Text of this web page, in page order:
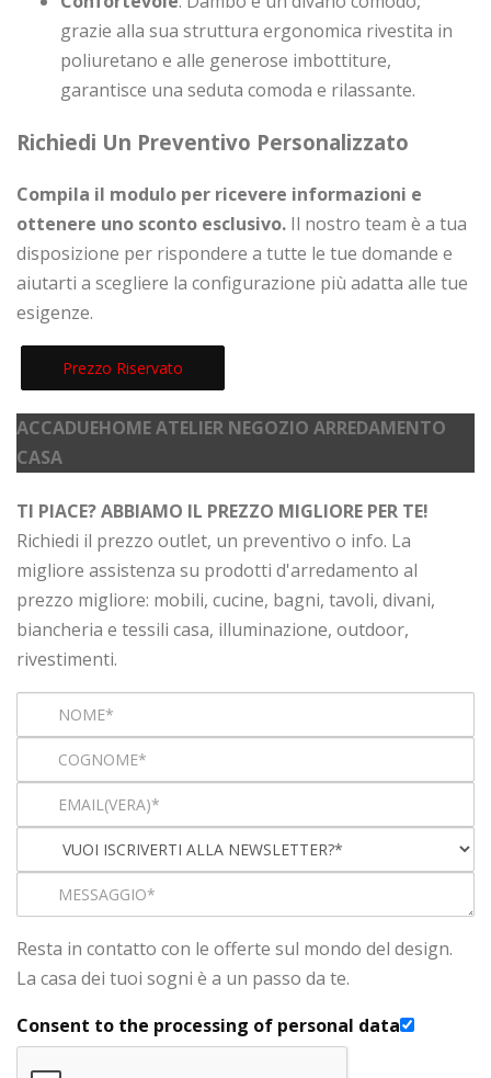
grazie alla sua struttura ergonomica rivestita in
poliuretano e alle generose imbottiture,
garantisce una seduta comoda e rilassante.
Richiedi Un Preventivo Personalizzato
Compila il modulo per ricevere informazioni e
ottenere uno sconto esclusivo. Il nostro team è a tua
disposizione per rispondere a tutte le tue domande e
aiutarti a scegliere la configurazione più adatta alle tue
esigenze.
Prezzo Riservato
ACCADUEHOME ATELIER NEGOZIO ARREDAMENTO
CASA
TI PIACE? ABBIAMO IL PREZZO MIGLIORE PER TE!
Richiedi il prezzo outlet, un preventivo o info. La
migliore assistenza su prodotti d'arredamento al
prezzo migliore: mobili, cucine, bagni, tavoli, divani,
biancheria e tessili casa, illuminazione, outdoor,
rivestimenti.
Resta in contatto con le offerte sul mondo del design.
La casa dei tuoi sogni è a un passo da te.
Consent to the processing of personal data